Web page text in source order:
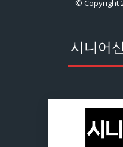
© Copyright
시니어